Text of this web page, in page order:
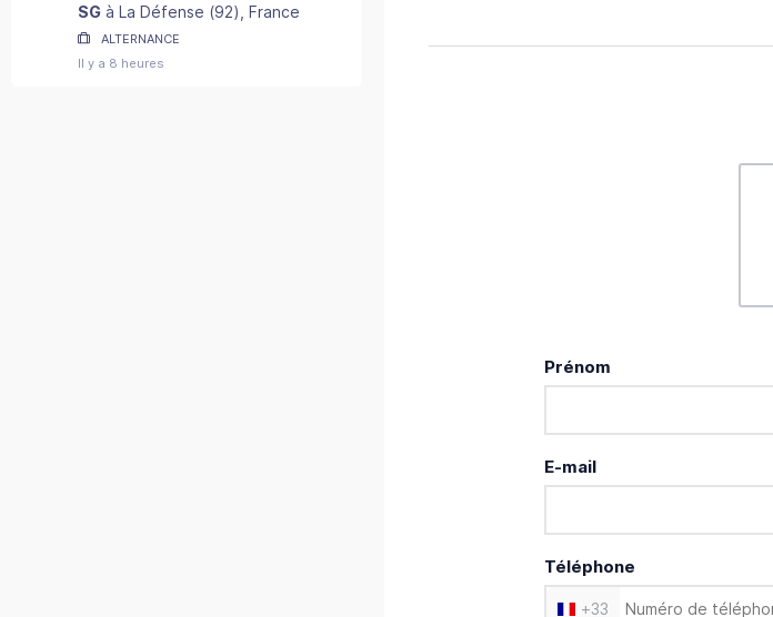
SG à La Défense (92) , France
ALTERNANCE
Il y a 8 heures
Prénom
E-mail
Téléphone
+33